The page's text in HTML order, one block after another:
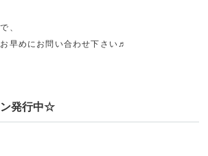
、
早めにお問い合わせ下さい♬
発行中☆